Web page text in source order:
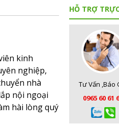
kinh
nghiệp,
nhà
nội ngoại
hài lòng quý
HỖ TRỢ
Tư Vấn ,Báo
0965 60 61